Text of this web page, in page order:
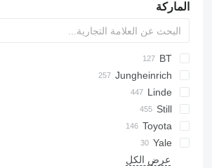
الماركة
PS
TS
XSN
BT
HWE
LPE
LST
LSV
P-series
SPE
EB
BSL
WE
DS
ESA
ESL
EST
A-series
CDD
CDD
E-series
P-series
S-series
Jungheinrich
EJC
EJD
EJE
EMC
EMD
Linde
D-series
K-series
L-series
MM
EPT
RPL
WSA
PSE
CL
715
LX
TX
WPStill
ECU
ECV
EGV
Toyota
SPE
SWE
Yale
ERP
عرض الكل